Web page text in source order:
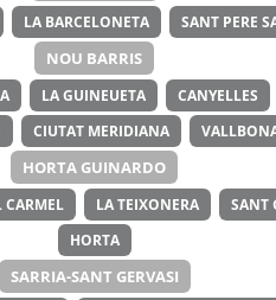
LA BARCELONETA SANT PERE
NOU BARRIS
LA GUINEUETA CANYELLES
CIUTAT MERIDIANA
HORTA GUINARDO
CARMEL LA TEIXONERA SANT
HORTA
SARRIA-SANT GERVASI